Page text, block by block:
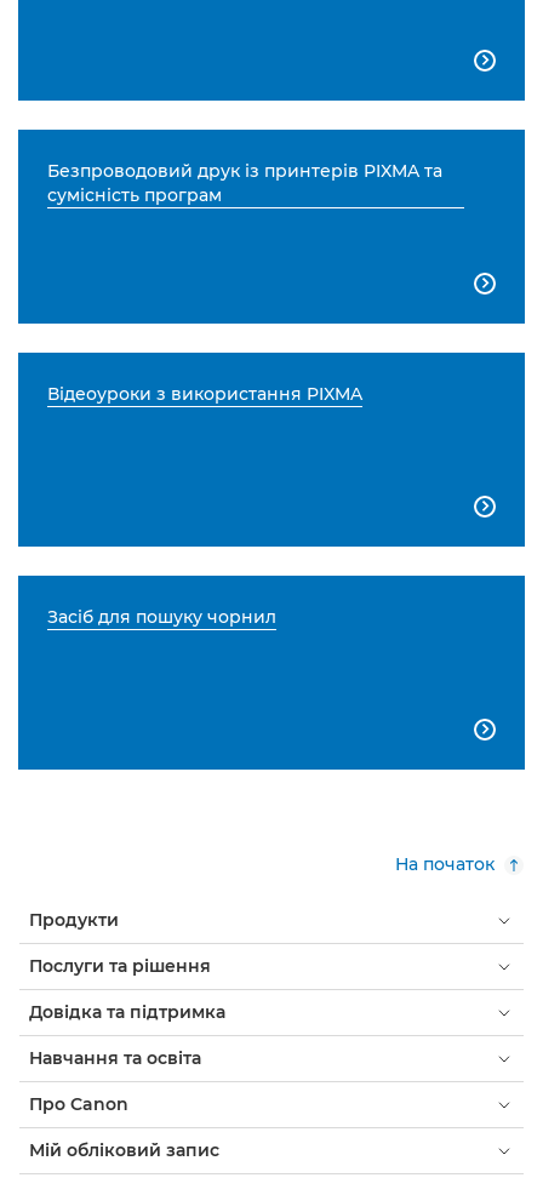

Безпроводовий друк із принтерів PIXMA та
сумісність програм

Відеоуроки з використання PIXMA

Засіб для пошуку чорнил

На початок
Продукти
Послуги та рішення
Довідка та підтримка
Навчання та освіта
Про Canon
Мій обліковий запис